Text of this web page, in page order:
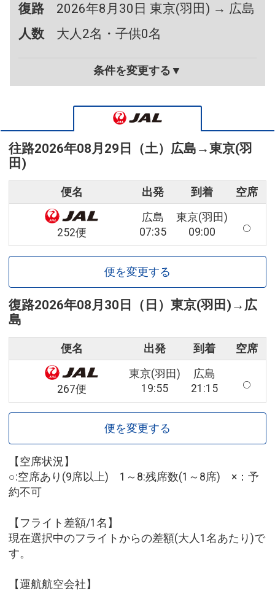
復路
2026年8月30日 東京(羽田) → 広島
人数
大人2名・子供0名
条件を変更する▼
往路2026年08月29日（土） 広島 →東京(羽
田)
便名 出発 到着 空席
252便
広島
07:35
東京(羽田)
09:00
便を変更する
復路2026年08月30日（日） 東京(羽田) → 広
島
便名 出発 到着 空席
267便
東京(羽田)
19:55
広島
21:15
便を変更する
【空席状況】
○:空席あり(9席以上) 1～8:残席数(1～8席) ×：予
約不可
【フライト差額/1名】
現在選択中のフライトからの差額(大人1名あたり)で
す。
【運航航空会社】